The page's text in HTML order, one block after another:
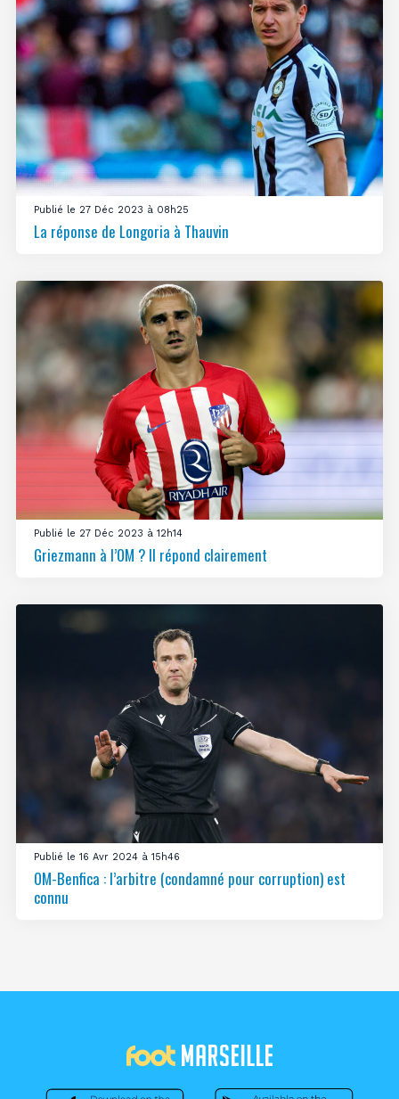
Publié le 27 Déc 2023 à 08h25
La réponse de Longoria à Thauvin
Publié le 27 Déc 2023 à 12h14
Griezmann à l’OM ? Il répond clairement
Publié le 16 Avr 2024 à 15h46
OM-Benfica : l’arbitre (condamné pour corruption) est
connu